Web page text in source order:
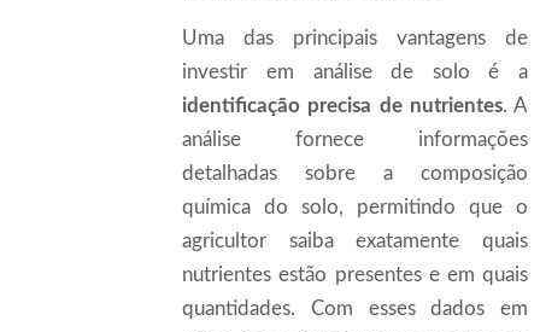
Uma das principais vantagens de
investir em análise de solo é a
identificação precisa de nutrientes. A
análise fornece informações
detalhadas sobre a composição
química do solo, permitindo que o
agricultor saiba exatamente quais
nutrientes estão presentes e em quais
quantidades. Com esses dados em